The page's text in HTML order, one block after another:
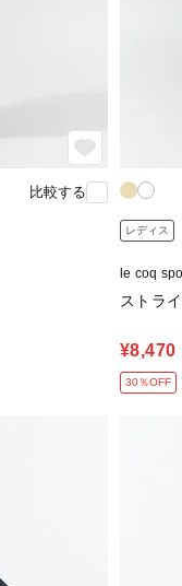
比較する
レディス
le coq
ストラ
¥8,470
30％OFF